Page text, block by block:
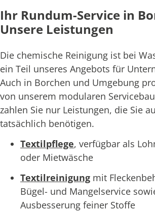
Ihr Rundum-Service in
Unsere Leistungen
Die chemische Reinigung ist bei
ein Teil unseres Angebots für
Auch in Borchen und Umgebung
von unserem modularen
zahlen Sie nur Leistungen, die Sie
tatsächlich benötigen.
Textilpflege, verfügbar als
oder Mietwäsche
Textilreinigung mit
Bügel- und Mangelservice
Ausbesserung feiner Stoffe